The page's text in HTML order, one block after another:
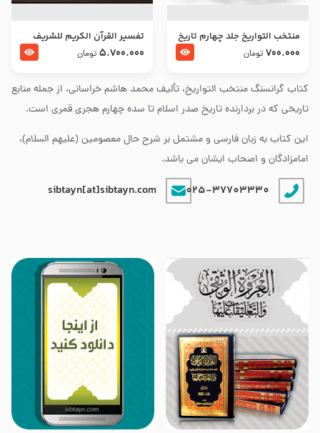
کتاب گرانسنگ منتخب التواريخ، تألیف محمد هاشم خراسانی، از جمله منابع
تاریخی که در بردارنده تاریخ صدر اسلام تا سده چهارم هجری قمری است.
این کتاب به زبان فارسی و مشتمل بر شرح حال معصومین (علیهم السلام)،
امامزادگان و اصحاب ایشان می باشد.
025-37703330
sibtayn[at]sibtayn.com
منتخب التواریخ جلد چهارم تاریخ
امام زین العابدین و امام محمد
700.000 تومان
تفسير القرآن الكريم للشريف
المرتضي قدس سرّه
5.700.000 تومان